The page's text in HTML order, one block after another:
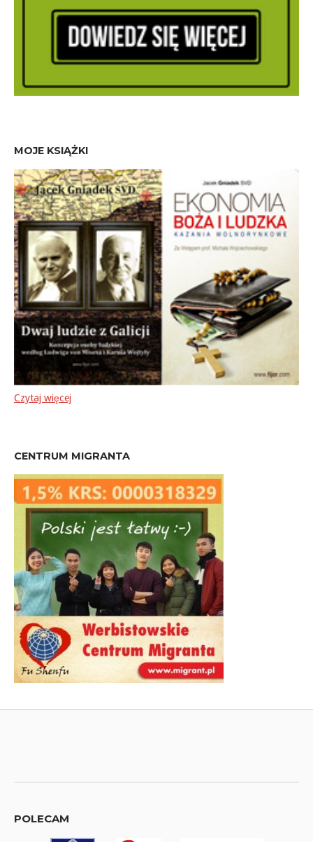
MOJE KSIĄŻKI
Czytaj więcej
CENTRUM MIGRANTA
POLECAM